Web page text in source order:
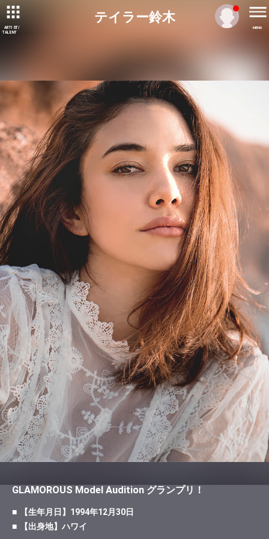
ARTIST/
TALENT
MENU
テイラー鈴木
GLAMOROUS Model Audition グランプリ！
【生年月日】1994年12月30日
【出身地】ハワイ